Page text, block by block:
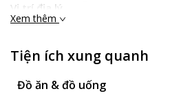
Vị trí địa lý
Tọa lạc tại vùng biển đẹp nhất Đà
tâm thành phố chỉ 2.1 km với 7
du khách tham quan và vui chơi tại
đến ở Đà Nẵng như cầu Sông Hàn
yêu 1.3 km, cầu Rồng 1.8 km, bảo
Xem thêm
Tiện ích xung quanh
Đồ ăn & đồ uống